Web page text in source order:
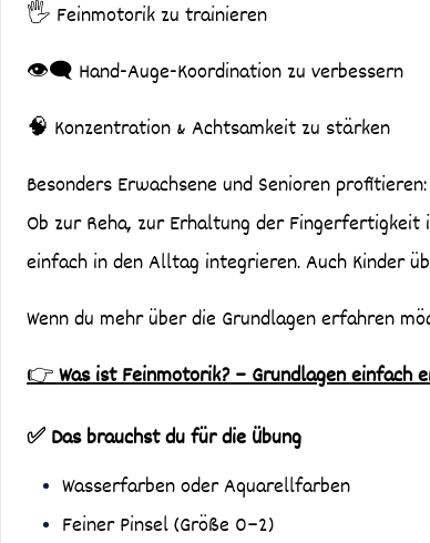
🖐️ Feinmotorik zu trainieren
👁️‍🗨️ Hand-Auge-Koordination zu verbessern
🧠 Konzentration & Achtsamkeit zu stärken
Besonders Erwachsene und Senioren profitieren:
Ob zur Reha, zur Erhaltung der
einfach in den Alltag integrieren. Auch Kinder
Wenn du mehr über die Grundlagen erfahren
👉Was ist Feinmotorik? – Grundlagen einfach
✅ Das brauchst du für die Übung
Wasserfarben oder Aquarellfarben
Feiner Pinsel (Größe 0–2)